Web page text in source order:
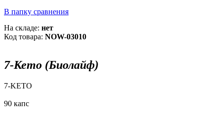
В папку сравнения
На складе: нет
Код товара: NOW-03010
7-Кето (Биолайф)
7-KETO
90 капс